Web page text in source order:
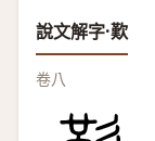
說文解字·歎
卷八